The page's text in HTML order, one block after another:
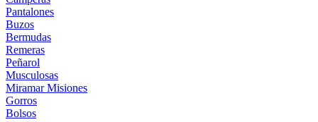
Pantalones
Buzos
Bermudas
Remeras
Peñarol
Musculosas
Miramar Misiones
Gorros
Bolsos